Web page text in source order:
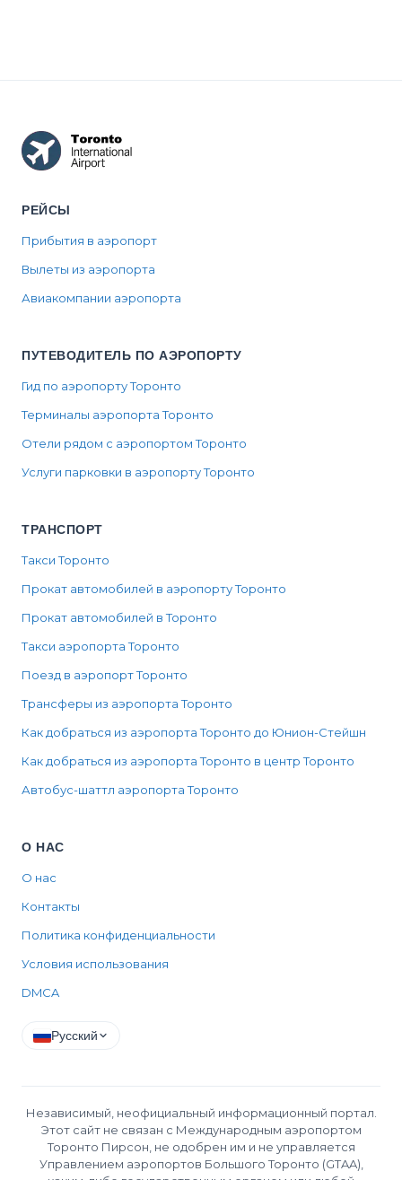
РЕЙСЫ
Прибытия в аэропорт
Вылеты из аэропорта
Авиакомпании аэропорта
ПУТЕВОДИТЕЛЬ ПО АЭРОПОРТУ
Гид по аэропорту Торонто
Терминалы аэропорта Торонто
Отели рядом с аэропортом Торонто
Услуги парковки в аэропорту Торонто
ТРАНСПОРТ
Такси Торонто
Прокат автомобилей в аэропорту Торонто
Прокат автомобилей в Торонто
Такси аэропорта Торонто
Поезд в аэропорт Торонто
Трансферы из аэропорта Торонто
Как добраться из аэропорта Торонто до Юнион-Стейшн
Как добраться из аэропорта Торонто в центр Торонто
Автобус-шаттл аэропорта Торонто
О НАС
О нас
Контакты
Политика конфиденциальности
Условия использования
DMCA
Русский
Независимый, неофициальный информационный портал.
Этот сайт не связан с Международным аэропортом
Торонто Пирсон, не одобрен им и не управляется
Управлением аэропортов Большого Торонто (GTAA),